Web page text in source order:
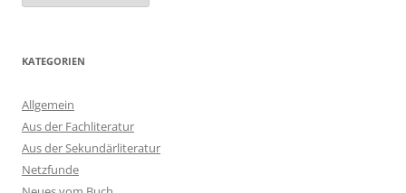
KATEGORIEN
Allgemein
Aus der Fachliteratur
Aus der Sekundärliteratur
Netzfunde